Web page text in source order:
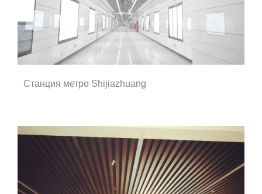
Станция метро Shijiazhuang